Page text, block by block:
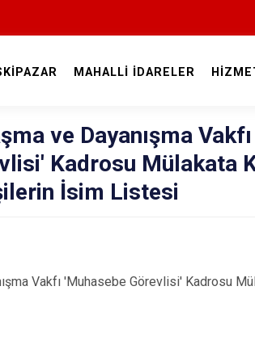
MAHALLİ İDARELER
ve Dayanışma Vakfı
Kadrosu Mülakata
İsim Listesi
Vakfı 'Muhasebe Görevlisi' Kadrosu